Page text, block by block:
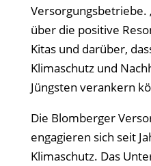
Versorgungsbetriebe.
über die positive
Kitas und darüber,
Klimaschutz und
Jüngsten verankern
Die Blomberger
engagieren sich seit
Klimaschutz. Das